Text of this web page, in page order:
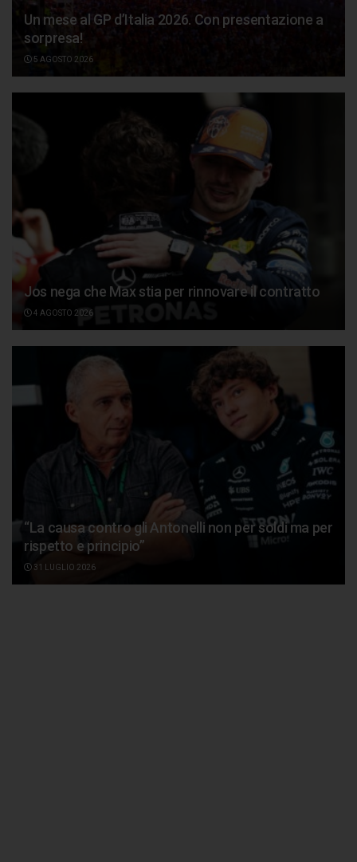
Un mese al GP d’Italia 2026. Con presentazione a
sorpresa!
5 AGOSTO 2026
Jos nega che Max stia per rinnovare il contratto
4 AGOSTO 2026
“La causa contro gli Antonelli non per soldi ma per
rispetto e principio”
31 LUGLIO 2026